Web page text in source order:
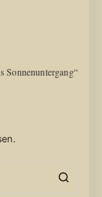
Sonnenuntergang“